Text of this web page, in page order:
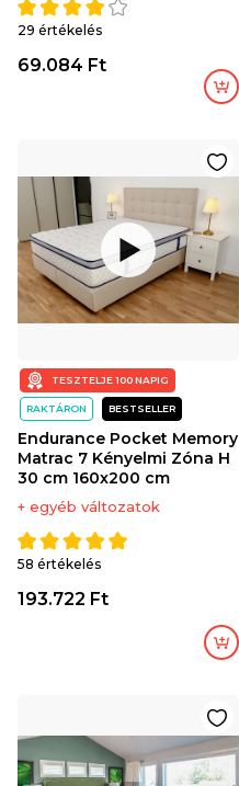
29 értékelés
69.084 Ft
TESZTELJE 100 NAPIG
RAKTÁRON BESTSELLER
Endurance Pocket Memory
Matrac 7 Kényelmi Zóna H
30 cm 160x200 cm
+ egyéb változatok
58 értékelés
193.722 Ft